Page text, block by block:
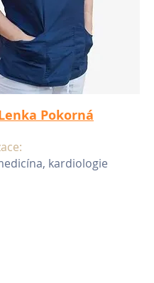
Pokorná
kardiologie